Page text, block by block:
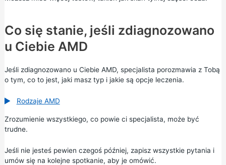
Co się stanie, jeśli zdiagnozowano
u Ciebie AMD
Jeśli zdiagnozowano u Ciebie AMD, specjalista porozmawia z Tobą
o tym, co to jest, jaki masz typ i jakie są opcje leczenia.
Rodzaje AMD
Zrozumienie wszystkiego, co powie ci specjalista, może być
trudne.
Jeśli nie jesteś pewien czegoś później, zapisz wszystkie pytania i
umów się na kolejne spotkanie, aby je omówić.